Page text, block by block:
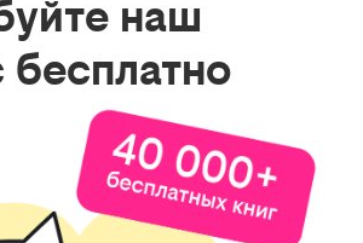
наш
бесплатно